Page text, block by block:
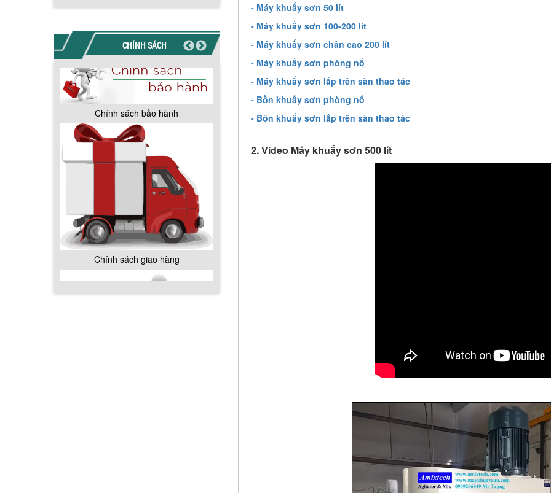
CHÍNH SÁCH
Chính sách bảo hành
Chính sách giao hàng
Hướng dẫn thanh toán mua hàng
- Máy khuấy sơn 50 lít
- Máy khuấy sơn 100-200 lít
- Máy khuấy sơn chân cao 200 lít
- Máy khuấy sơn phòng nổ
- Máy khuấy sơn lắp trên sàn thao tác
- Bồn khuấy sơn phòng nổ
- Bồn khuấy sơn lắp trên sàn thao tác
2. Video Máy khuấy sơn 500 lít